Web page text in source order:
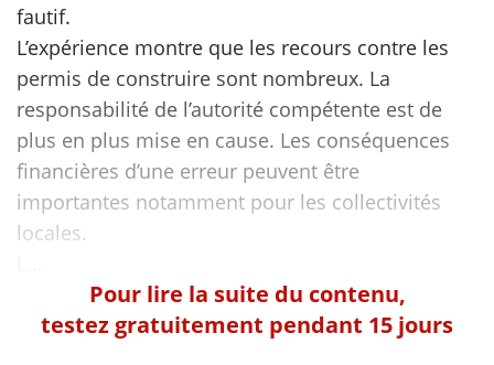
fautif.
L’expérience montre que les recours contre les
permis de construire sont nombreux. La
responsabilité de l’autorité compétente est de
plus en plus mise en cause. Les conséquences
financières d’une erreur peuvent être
importantes notamment pour les collectivités
locales.
Pour lire la suite du contenu,
testez gratuitement pendant 15 jours